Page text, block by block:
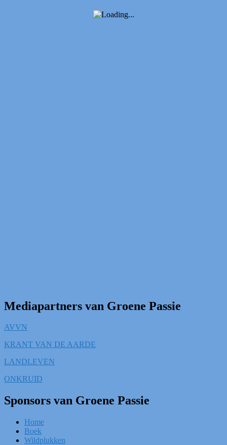
Mediapartners van Groene Passie
AVVN
KRANT VAN DE AARDE
LANDLEVEN
ONKRUID
Sponsors van Groene Passie
Home
Boek
Wildplukken